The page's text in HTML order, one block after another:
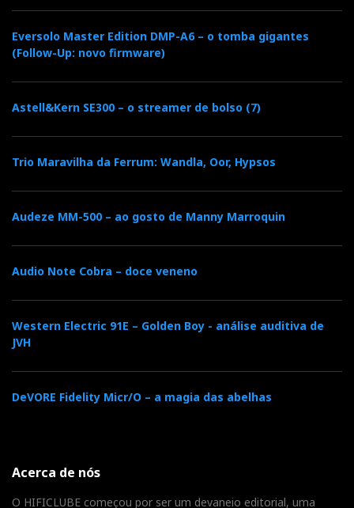
Eversolo Master Edition DMP-A6 – o tomba gigantes
(Follow-Up: novo firmware)
Astell&Kern SE300 – o streamer de bolso (7)
Trio Maravilha da Ferrum: Wandla, Oor, Hypsos
Audeze MM-500 – ao gosto de Manny Marroquin
Audio Note Cobra – doce veneno
Western Electric 91E – Golden Boy - análise auditiva de
JVH
DeVORE Fidelity Micr/O – a magia das abelhas
Acerca de nós
O HIFICLUBE começou por ser um devaneio editorial, uma